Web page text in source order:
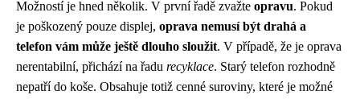
Možností je hned několik. V první řadě zvažte opravu. Pokud
je poškozený pouze displej, oprava nemusí být drahá a
telefon vám může ještě dlouho sloužit. V případě, že je oprava
nerentabilní, přichází na řadu recyklace. Starý telefon rozhodně
nepatří do koše. Obsahuje totiž cenné suroviny, které je možné